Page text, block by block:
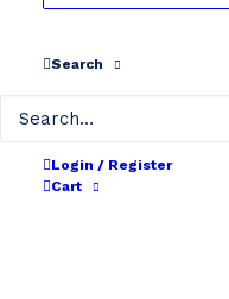
Search
Login / Register
Cart
Stoer Bikes